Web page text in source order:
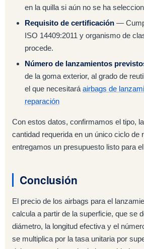
en la quilla si aún no se ha
Requisito de certificación—
ISO 14409:2011 y organismo de
procede.
Número de lanzamientos
de la goma exterior, al grado de
el que necesitará airbags de
reparación
Con estos datos, confirmamos el tipo,
cantidad requerida en un único ciclo de
entregamos un presupuesto listo para
Conclusión
El precio de los airbags para el
calcula a partir de la superficie, que se
diámetro, la longitud efectiva y el
se multiplica por la tasa unitaria por